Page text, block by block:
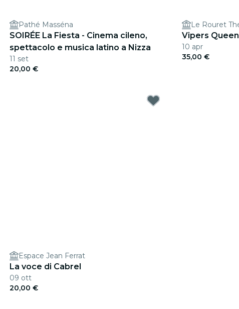
Pathé Masséna
SOIRÉE La Fiesta - Cinema cileno,
spettacolo e musica latino a Nizza
11 set
20,00 €
Le Rouret
Vipers Queen
10 apr
35,00 €
Espace Jean Ferrat
La voce di Cabrel
09 ott
20,00 €